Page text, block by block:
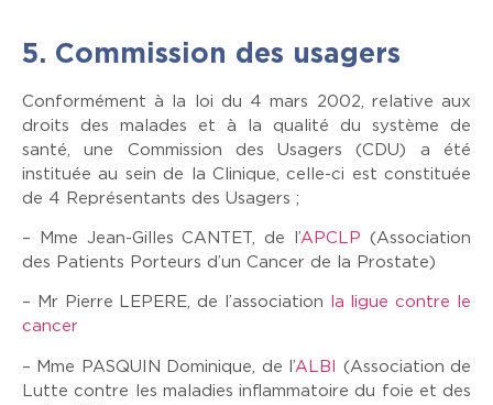
5. Commission des usagers
Conformément à la loi du 4 mars 2002, relative aux
droits des malades et à la qualité du système de
santé, une Commission des Usagers (CDU) a été
instituée au sein de la Clinique, celle-ci est constituée
de 4 Représentants des Usagers ;
– Mme Jean-Gilles CANTET, de l’APCLP (Association
des Patients Porteurs d’un Cancer de la Prostate)
– Mr Pierre LEPERE, de l’association
la ligue contre le
cancer
– Mme PASQUIN Dominique, de l’ALBI
(Association de
Lutte contre les maladies inflammatoire du foie et des